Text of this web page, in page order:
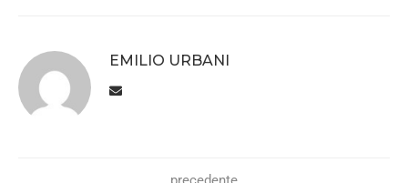
EMILIO URBANI